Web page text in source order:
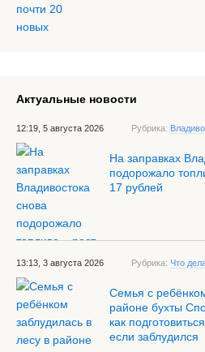
Актуальные новости
12:19, 5 августа 2026 Рубрика:
На заправках
подорожало
17 рублей
13:13, 3 августа 2026 Рубрика: Что
Семья с
районе бухты
как
если заблудился